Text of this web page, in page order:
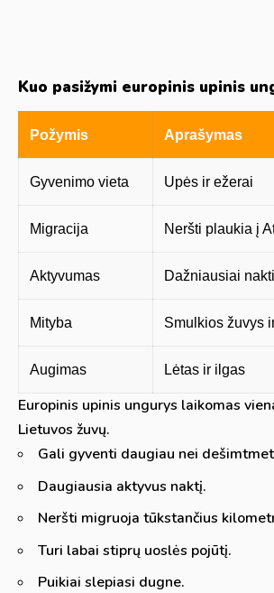
Kuo pasižymi europinis upinis
Požymis Aprašymas
Gyvenimo vieta Upės ir ežerai
Migracija Neršti plaukia į
Aktyvumas Dažniausiai
Mityba Smulkios žuvys
Augimas Lėtas ir ilgas
Europinis upinis ungurys laikomas
Lietuvos žuvų.
Gali gyventi daugiau nei
Daugiausia aktyvus naktį.
Neršti migruoja tūkstančius
Turi labai stiprų uoslės pojūtį.
Puikiai slepiasi dugne.